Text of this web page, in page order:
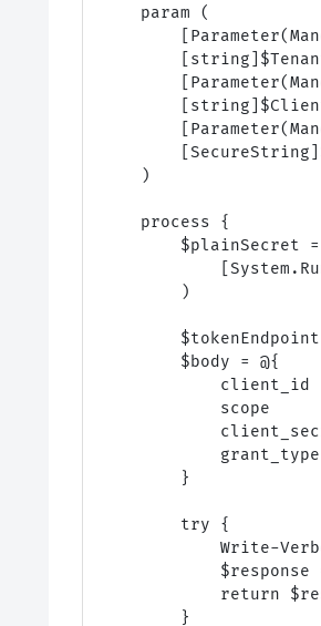
    param (
    )
    process {
$plainSecret
        )
        $body = @{
client_id
scope
        }
        try {
Write-
$response
return
        }